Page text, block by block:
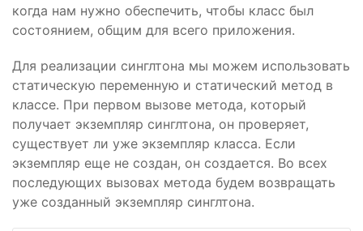
когда нам нужно обеспечить, чтобы класс был
состоянием, общим для всего приложения.
Для реализации синглтона мы можем использовать
статическую переменную и статический метод в
классе. При первом вызове метода, который
получает экземпляр синглтона, он проверяет,
существует ли уже экземпляр класса. Если
экземпляр еще не создан, он создается. Во всех
последующих вызовах метода будем возвращать
уже созданный экземпляр синглтона.